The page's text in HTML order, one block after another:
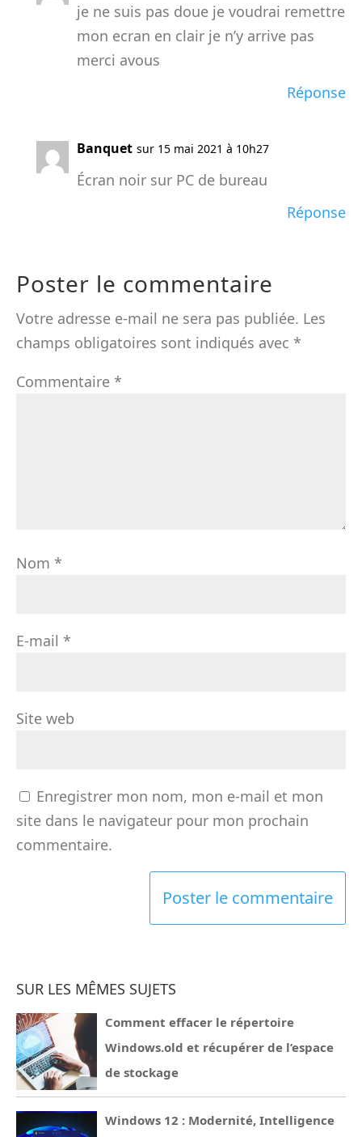
je ne suis pas doue je voudrai remettre
mon ecran en clair je n’y arrive pas
merci avous
Réponse
Banquet sur 15 mai 2021 à 10h27
Écran noir sur PC de bureau
Réponse
Poster le commentaire
Votre adresse e-mail ne sera pas publiée. Les
champs obligatoires sont indiqués avec *
Commentaire *
Nom *
E-mail *
Site web
Enregistrer mon nom, mon e-mail et mon
site dans le navigateur pour mon prochain
commentaire.
SUR LES MÊMES SUJETS
Comment effacer le répertoire
Windows.old et récupérer de l’espace
de stockage
Windows 12 : Modernité, Intelligence